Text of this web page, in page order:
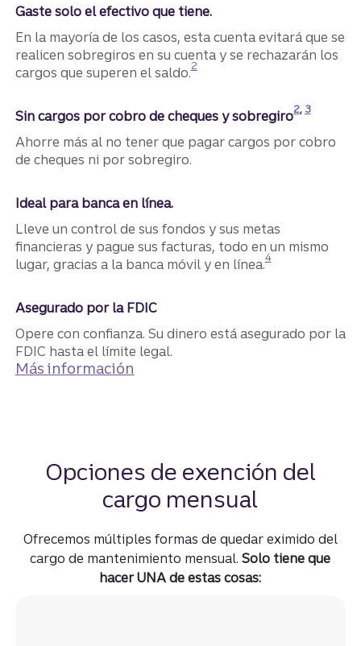
Gaste solo el efectivo que tiene.
En la mayoría de los casos, esta cuenta evitará que se
realicen sobregiros en su cuenta y se rechazarán los
cargos que superen el saldo.
Divulgación
2
Sin cargos por cobro de cheques y sobregiro​​​​​​​2, 3
Ahorre más al no tener que pagar cargos por cobro
de cheques ni por sobregiro.
Ideal para banca en línea.
Lleve un control de sus fondos y sus metas
financieras y pague sus facturas, todo en un mismo
lugar, gracias a la banca móvil y en línea.
Divulgación
4
Asegurado por la FDIC
Opere con confianza. Su dinero está asegurado por la
FDIC hasta el límite ​​​​​​​legal.
Más información
Opciones de exención del
cargo mensual
Ofrecemos múltiples formas de quedar eximido del
cargo de mantenimiento mensual.​​​​​​​Solo tiene que
hacer UNA de estas cosas: